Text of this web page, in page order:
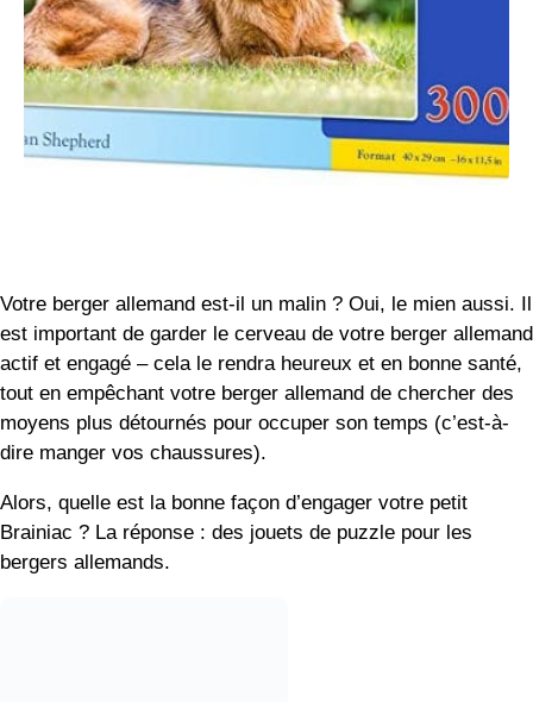
Votre berger allemand est-il un malin ? Oui, le mien aussi. Il
est important de garder le cerveau de votre berger allemand
actif et engagé – cela le rendra heureux et en bonne santé,
tout en empêchant votre berger allemand de chercher des
moyens plus détournés pour occuper son temps (c’est-à-
dire manger vos chaussures).
Alors, quelle est la bonne façon d’engager votre petit
Brainiac ? La réponse : des jouets de puzzle pour les
bergers allemands.